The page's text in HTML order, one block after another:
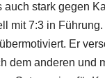
auch stark gegen
mit 7:3 in
Er
dem anderen und